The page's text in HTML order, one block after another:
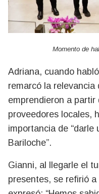
Momento de
Adriana, cuando
remarcó la relevancia
emprendieron a
proveedores locales,
importancia de
Bariloche”.
Gianni, al llegarle el
presentes, se refirió a